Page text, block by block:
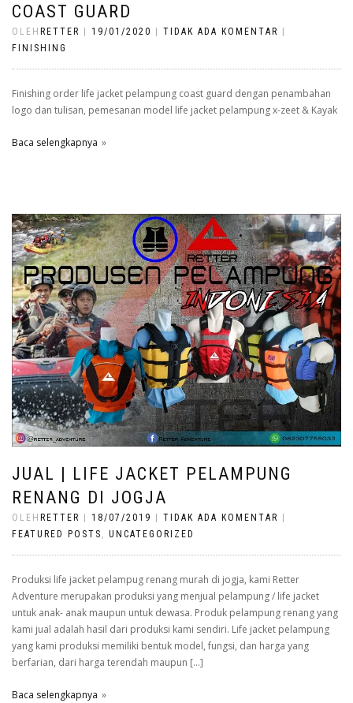
COAST GUARD
OLEH RETTER | 19/01/2020 | TIDAK ADA KOMENTAR |
FINISHING
Finishing order life jacket pelampung coast guard dengan penambahan
logo dan tulisan, pemesanan model life jacket pelampung x-zeet & Kayak
Baca selengkapnya
JUAL | LIFE JACKET PELAMPUNG
RENANG DI JOGJA
OLEH RETTER 18/07/2019 TIDAK ADA KOMENTAR
FEATURED POSTS , UNCATEGORIZED
Produksi life jacket pelampug renang murah di jogja, kami Retter
Adventure merupakan produksi yang menjual pelampung / life jacket
untuk anak- anak maupun untuk dewasa. Produk pelampung renang yang
kami jual adalah hasil dari produksi kami sendiri. Life jacket pelampung
yang kami produksi memiliki bentuk model, fungsi, dan harga yang
berfarian, dari harga terendah maupun […]
Baca selengkapnya